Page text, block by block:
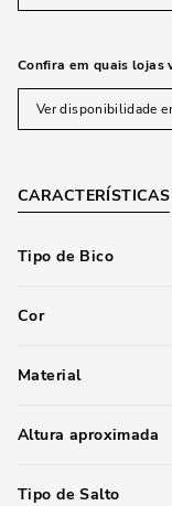
Confira em quais lojas
Ver disponibilidade
CARACTERÍSTICAS
Tipo de Bico
Cor
Material
Altura aproximada
Tipo de Salto